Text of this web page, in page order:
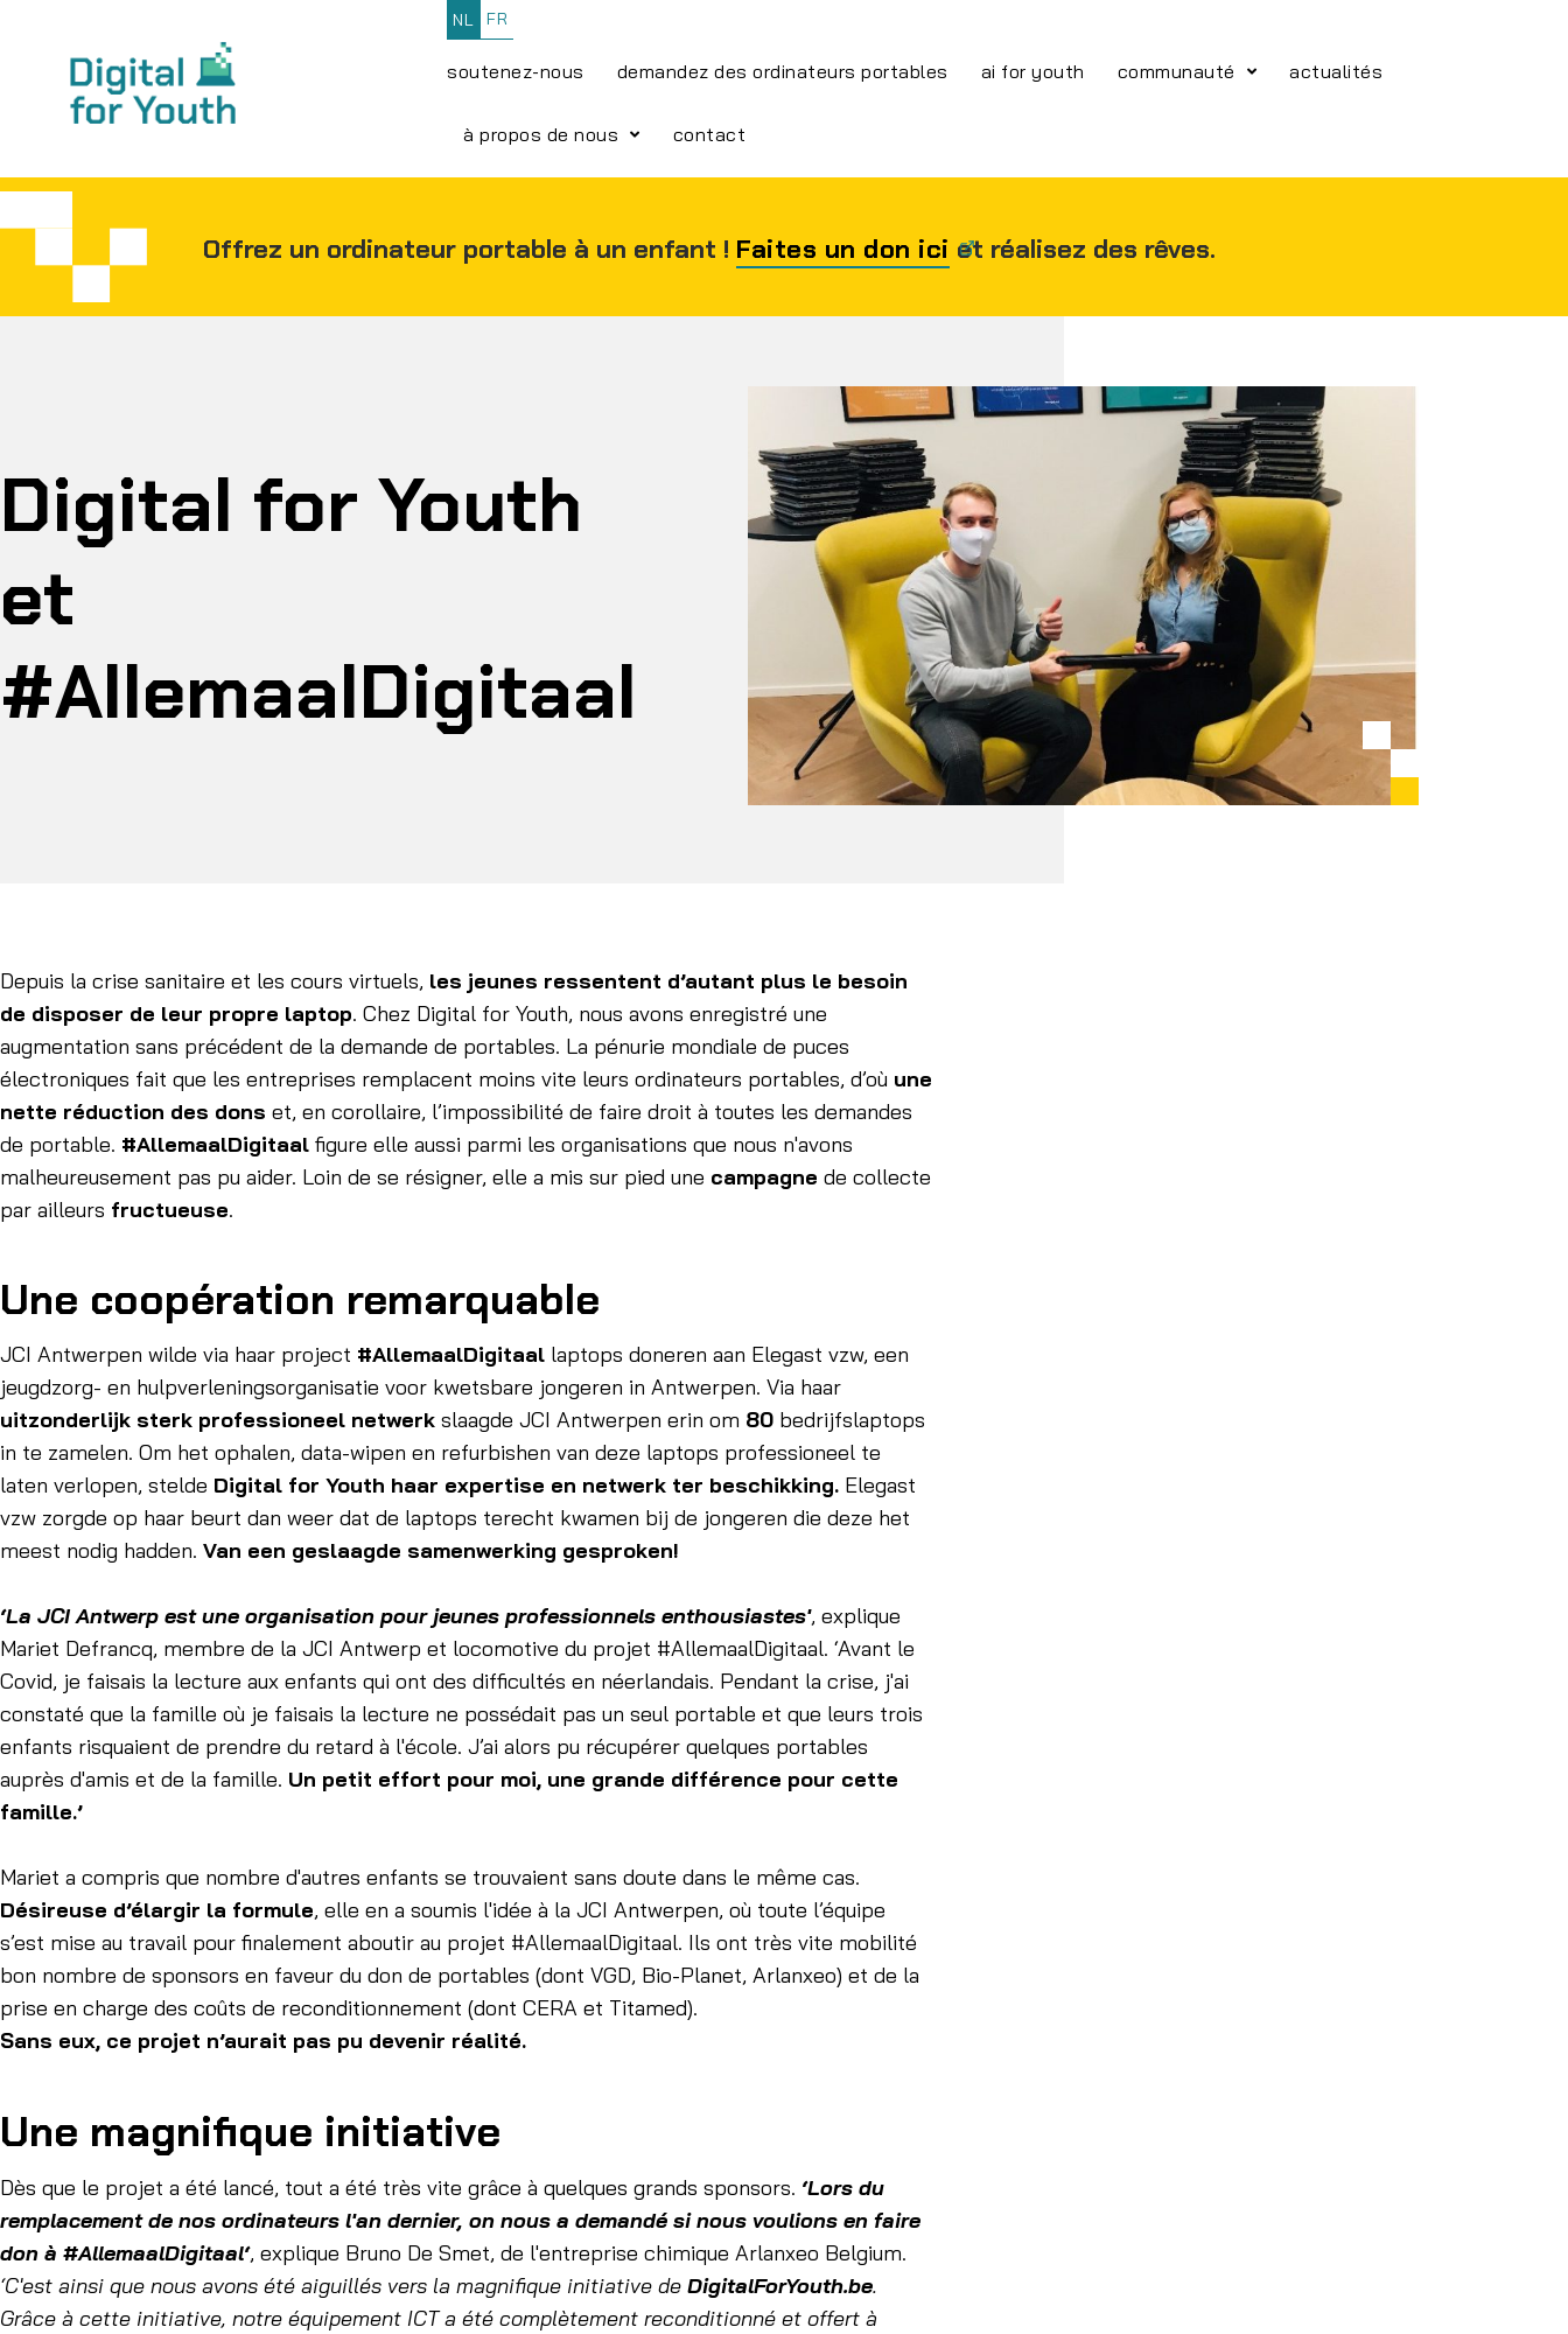
NL FR
soutenez-nous demandez des ordinateurs portables ai for youth communauté actualités
à propos de nous contact
Offrez un ordinateur portable à un enfant ! Faites un don ici et réalisez des rêves.
Digital for Youth
et
#AllemaalDigitaal
Depuis la crise sanitaire et les cours virtuels, les jeunes ressentent d’autant plus le besoin
de disposer de leur propre laptop. Chez Digital for Youth, nous avons enregistré une
augmentation sans précédent de la demande de portables. La pénurie mondiale de puces
électroniques fait que les entreprises remplacent moins vite leurs ordinateurs portables, d’où une
nette réduction des dons et, en corollaire, l’impossibilité de faire droit à toutes les demandes
de portable. #AllemaalDigitaal figure elle aussi parmi les organisations que nous n'avons
malheureusement pas pu aider. Loin de se résigner, elle a mis sur pied une campagne de collecte
par ailleurs fructueuse.
Une coopération remarquable
JCI Antwerpen wilde via haar project #AllemaalDigitaal laptops doneren aan Elegast vzw, een
jeugdzorg- en hulpverleningsorganisatie voor kwetsbare jongeren in Antwerpen. Via haar
uitzonderlijk sterk professioneel netwerk slaagde JCI Antwerpen erin om 80 bedrijfslaptops
in te zamelen. Om het ophalen, data-wipen en refurbishen van deze laptops professioneel te
laten verlopen, stelde Digital for Youth haar expertise en netwerk ter beschikking. Elegast
vzw zorgde op haar beurt dan weer dat de laptops terecht kwamen bij de jongeren die deze het
meest nodig hadden. Van een geslaagde samenwerking gesproken!
‘La JCI Antwerp est une organisation pour jeunes professionnels enthousiastes', explique
Mariet Defrancq, membre de la JCI Antwerp et locomotive du projet #AllemaalDigitaal. ‘Avant le
Covid, je faisais la lecture aux enfants qui ont des difficultés en néerlandais. Pendant la crise, j'ai
constaté que la famille où je faisais la lecture ne possédait pas un seul portable et que leurs trois
enfants risquaient de prendre du retard à l'école. J’ai alors pu récupérer quelques portables
auprès d'amis et de la famille. Un petit effort pour moi, une grande différence pour cette
famille.’
Mariet a compris que nombre d'autres enfants se trouvaient sans doute dans le même cas.
Désireuse d’élargir la formule, elle en a soumis l'idée à la JCI Antwerpen, où toute l’équipe
s’est mise au travail pour finalement aboutir au projet #AllemaalDigitaal. Ils ont très vite mobilité
bon nombre de sponsors en faveur du don de portables (dont VGD, Bio-Planet, Arlanxeo) et de la
prise en charge des coûts de reconditionnement (dont CERA et Titamed).
Sans eux, ce projet n’aurait pas pu devenir réalité.
Une magnifique initiative
Dès que le projet a été lancé, tout a été très vite grâce à quelques grands sponsors. ‘Lors du
remplacement de nos ordinateurs l'an dernier, on nous a demandé si nous voulions en faire
don à #AllemaalDigitaal‘, explique Bruno De Smet, de l'entreprise chimique Arlanxeo Belgium.
‘C'est ainsi que nous avons été aiguillés vers la magnifique initiative de DigitalForYouth.be.
Grâce à cette initiative, notre équipement ICT a été complètement reconditionné et offert à